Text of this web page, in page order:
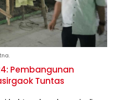
Pembangunan
Tuntas